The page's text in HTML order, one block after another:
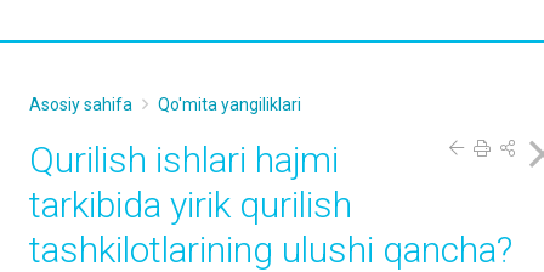
Asosiy sahifa Qo'mita yangiliklari
Qurilish ishlari hajmi
tarkibida yirik qurilish
tashkilotlarining ulushi qancha?